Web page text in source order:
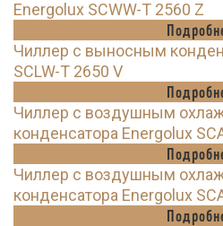
Energolux SCWW-T 2560 Z
Чиллер с выносным
SCLW-T 2650 V
Чиллер с воздушным
конденсатора Energolux
Чиллер с воздушным
конденсатора Energolux